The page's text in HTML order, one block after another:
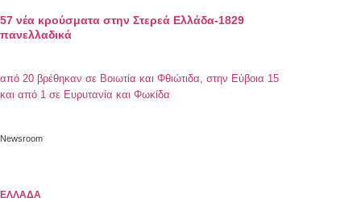
57 νέα κρούσματα στην Στερεά Ελλάδα-1829
πανελλαδικά
από 20 βρέθηκαν σε Βοιωτία και Φθιώτιδα, στην Εύβοια 15
και από 1 σε Ευρυτανία και Φωκίδα
Newsroom
ΕΛΛΑΔΑ